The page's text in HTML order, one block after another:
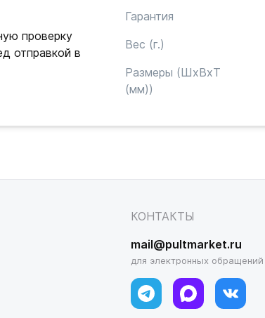
проверку
отправкой в
Гарантия
Вес (г.)
Размеры (ШxВxТ
(мм))
КОНТАКТЫ
mail@pultmarket.ru
для электронных обращений